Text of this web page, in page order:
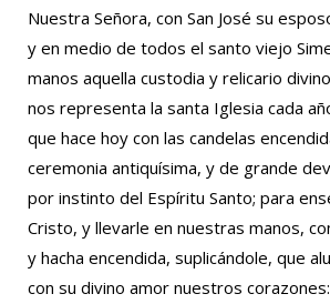
Nuestra Señora, con San José su
y en medio de todos el santo viejo
manos aquella custodia y relicario
nos representa la santa Iglesia cada
que hace hoy con las candelas
ceremonia antiquísima, y de grande
por instinto del Espíritu Santo; para
Cristo, y llevarle en nuestras manos,
y hacha encendida, suplicándole, que
con su divino amor nuestros